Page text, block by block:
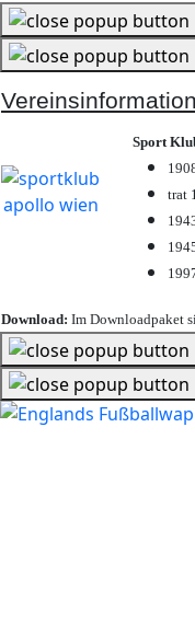
Sport
trat
Download: Im Downloadpaket